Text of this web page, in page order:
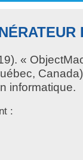
«
informatique.
: